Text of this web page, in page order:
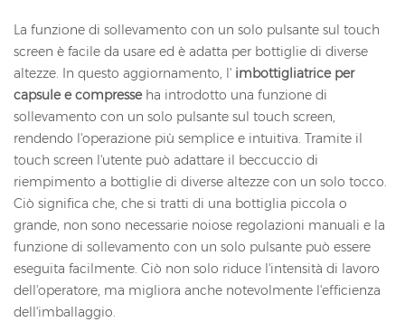
La funzione di sollevamento con un solo pulsante sul touch
screen è facile da usare ed è adatta per bottiglie di diverse
altezze. In questo aggiornamento, l' imbottigliatrice per
capsule e compresseha introdotto una funzione di
sollevamento con un solo pulsante sul touch screen,
rendendo l'operazione più semplice e intuitiva. Tramite il
touch screen l'utente può adattare il beccuccio di
riempimento a bottiglie di diverse altezze con un solo tocco.
Ciò significa che, che si tratti di una bottiglia piccola o
grande, non sono necessarie noiose regolazioni manuali e la
funzione di sollevamento con un solo pulsante può essere
eseguita facilmente. Ciò non solo riduce l'intensità di lavoro
dell'operatore, ma migliora anche notevolmente l'efficienza
dell'imballaggio.